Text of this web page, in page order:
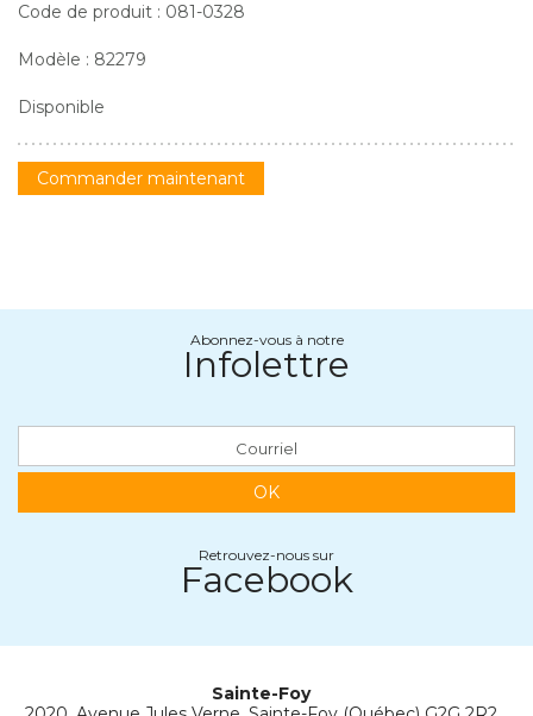
Code de produit : 081-0328
Modèle : 82279
Disponible
Commander maintenant
Abonnez-vous à notre
Infolettre
OK
Retrouvez-nous sur
Facebook
Sainte-Foy